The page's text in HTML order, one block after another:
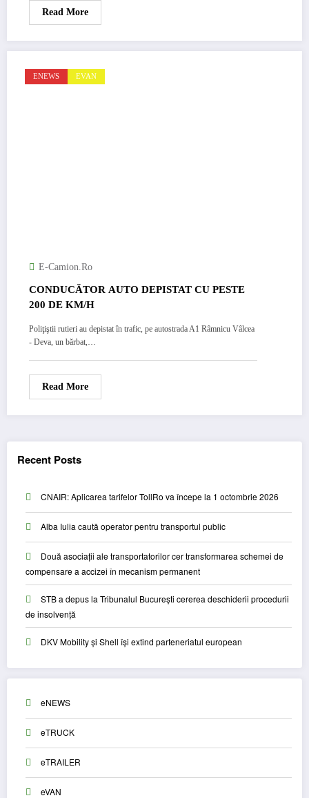
Read More
ENEWS EVAN
E-Camion.ro
CONDUCĂTOR AUTO DEPISTAT CU PESTE
200 DE KM/H
Poliţiştii rutieri au depistat în trafic, pe autostrada A1 Râmnicu Vâlcea
- Deva, un bărbat,…
Read More
Recent Posts
CNAIR: Aplicarea tarifelor TollRo va începe la 1 octombrie 2026
Alba Iulia caută operator pentru transportul public
Două asociații ale transportatorilor cer transformarea schemei de
compensare a accizei în mecanism permanent
STB a depus la Tribunalul București cererea deschiderii procedurii
de insolvență
DKV Mobility și Shell își extind parteneriatul european
eNEWS
eTRUCK
eTRAILER
eVAN